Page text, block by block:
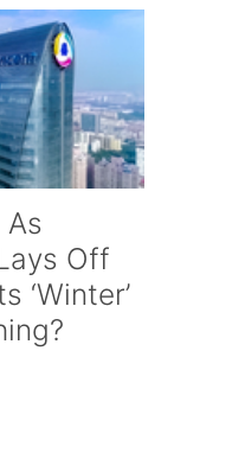
As
Off
‘Winter’